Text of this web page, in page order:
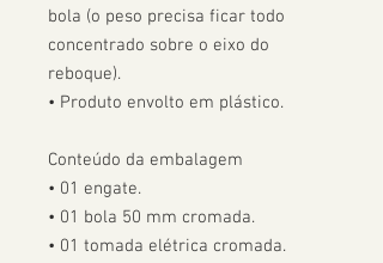
bola (o peso precisa ficar todo
concentrado sobre o eixo do
reboque).
• Produto envolto em plástico.
Conteúdo da embalagem
• 01 engate.
• 01 bola 50 mm cromada.
• 01 tomada elétrica cromada.